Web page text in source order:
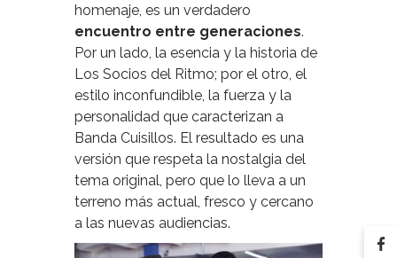
homenaje, es un verdadero
encuentro entre generaciones.
Por un lado, la esencia y la historia de
Los Socios del Ritmo; por el otro, el
estilo inconfundible, la fuerza y la
personalidad que caracterizan a
Banda Cuisillos. El resultado es una
versión que respeta la nostalgia del
tema original, pero que lo lleva a un
terreno más actual, fresco y cercano
a las nuevas audiencias.